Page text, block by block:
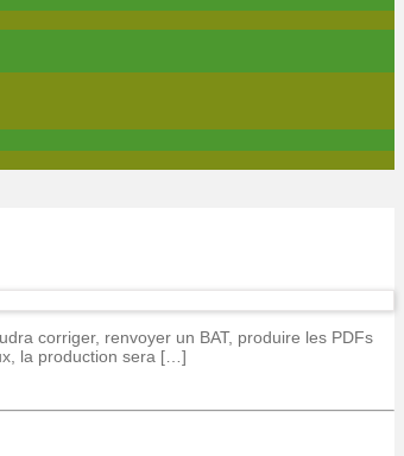
corriger, renvoyer un BAT, produire les PDFs
la production sera […]